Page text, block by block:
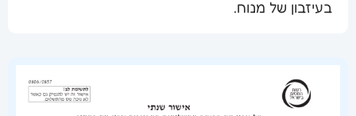
בעיזבון של מנוח.